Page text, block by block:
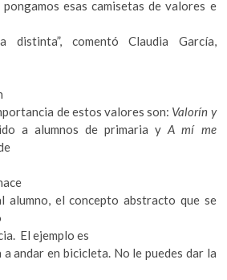
esas camisetas de valores e
distinta”, comentó Claudia García,
de estos valores son: Valorín y
a alumnos de primaria yA mí me
alumno, el concepto abstracto que se
El ejemplo es
a andar en bicicleta. No le puedes dar la